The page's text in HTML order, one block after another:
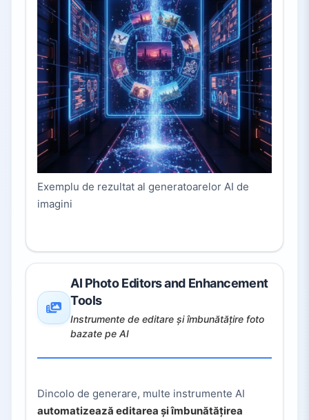
Exemplu de rezultat al generatoarelor AI de
imagini
AI Photo Editors and Enhancement
Tools
Instrumente de editare și îmbunătățire foto
bazate pe AI
Dincolo de generare, multe instrumente AI
automatizează editarea și îmbunătățirea